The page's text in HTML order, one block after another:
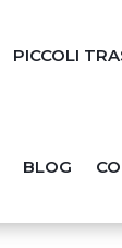
PICCOLI
BLOG